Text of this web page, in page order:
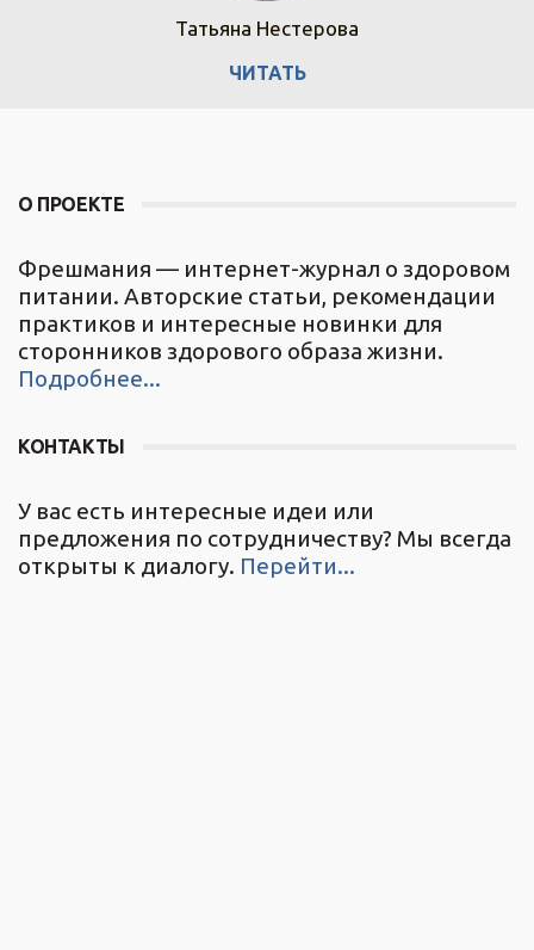
Татьяна Нестерова
ЧИТАТЬ
О ПРОЕКТЕ
Фрешмания — интернет-журнал о здоровом
питании. Авторские статьи, рекомендации
практиков и интересные новинки для
сторонников здорового образа жизни.
Подробнее...
КОНТАКТЫ
У вас есть интересные идеи или
предложения по сотрудничеству? Мы всегда
открыты к диалогу. Перейти...